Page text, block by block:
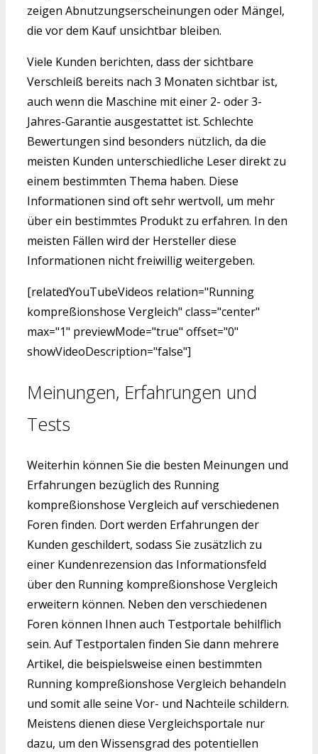
zeigen Abnutzungserscheinungen oder Mängel,
die vor dem Kauf unsichtbar bleiben.
Viele Kunden berichten, dass der sichtbare
Verschleiß bereits nach 3 Monaten sichtbar ist,
auch wenn die Maschine mit einer 2- oder 3-
Jahres-Garantie ausgestattet ist. Schlechte
Bewertungen sind besonders nützlich, da die
meisten Kunden unterschiedliche Leser direkt zu
einem bestimmten Thema haben. Diese
Informationen sind oft sehr wertvoll, um mehr
über ein bestimmtes Produkt zu erfahren. In den
meisten Fällen wird der Hersteller diese
Informationen nicht freiwillig weitergeben.
[relatedYouTubeVideos relation="Running
kompreßionshose Vergleich" class="center"
max="1" previewMode="true" offset="0"
showVideoDescription="false"]
Meinungen, Erfahrungen und
Tests
Weiterhin können Sie die besten Meinungen und
Erfahrungen bezüglich des Running
kompreßionshose Vergleich auf verschiedenen
Foren finden. Dort werden Erfahrungen der
Kunden geschildert, sodass Sie zusätzlich zu
einer Kundenrezension das Informationsfeld
über den Running kompreßionshose Vergleich
erweitern können. Neben den verschiedenen
Foren können Ihnen auch Testportale behilflich
sein. Auf Testportalen finden Sie dann mehrere
Artikel, die beispielsweise einen bestimmten
Running kompreßionshose Vergleich behandeln
und somit alle seine Vor- und Nachteile schildern.
Meistens dienen diese Vergleichsportale nur
dazu, um den Wissensgrad des potentiellen